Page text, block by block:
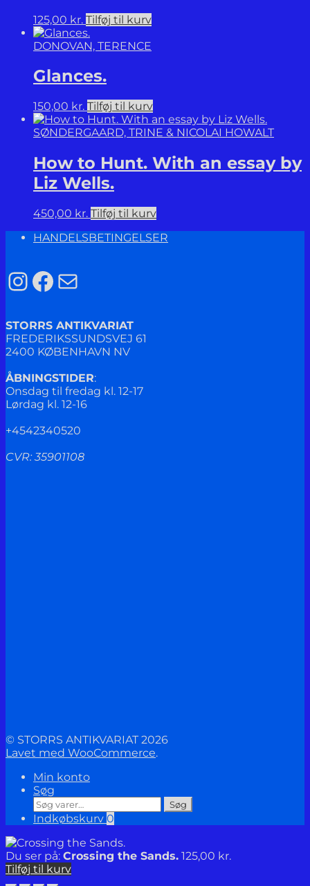
125,00 kr. Tilføj til kurv
DONOVAN, TERENCE
Glances.
150,00 kr. Tilføj til kurv
SØNDERGAARD, TRINE & NICOLAI HOWALT
How to Hunt. With an essay by
Liz Wells.
450,00 kr. Tilføj til kurv
HANDELSBETINGELSER
Instagram
Facebook
Mail
STORRS ANTIKVARIAT
FREDERIKSSUNDSVEJ 61
2400 KØBENHAVN NV
ÅBNINGSTIDER:
Onsdag til fredag kl. 12-17
Lørdag kl. 12-16
+4542340520
CVR: 35901108
© STORRS ANTIKVARIAT 2026
Lavet med WooCommerce.
Min konto
Søg
Søg
efter:
Søg
Indkøbskurv 0
Du ser på: Crossing the Sands. 125,00 kr.
Tilføj til kurv